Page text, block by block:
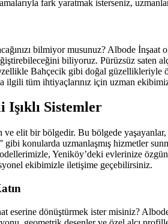
fark yaratmak isterseniz,
bilmiyor musunuz? Albode
biliyoruz. Pürüzsüz saten
Bahçecik gibi doğal güzellikleriyle
ilgili tüm ihtiyaçlarınız için uzman
Işıklı Sistemler
elit bir bölgedir. Bu bölgede
gibi konularda uzmanlaşmış hizmetler
Yeniköy’deki evlerinize
ekibimizle iletişime geçebilirsiniz.
eserine dönüştürmek ister misiniz?